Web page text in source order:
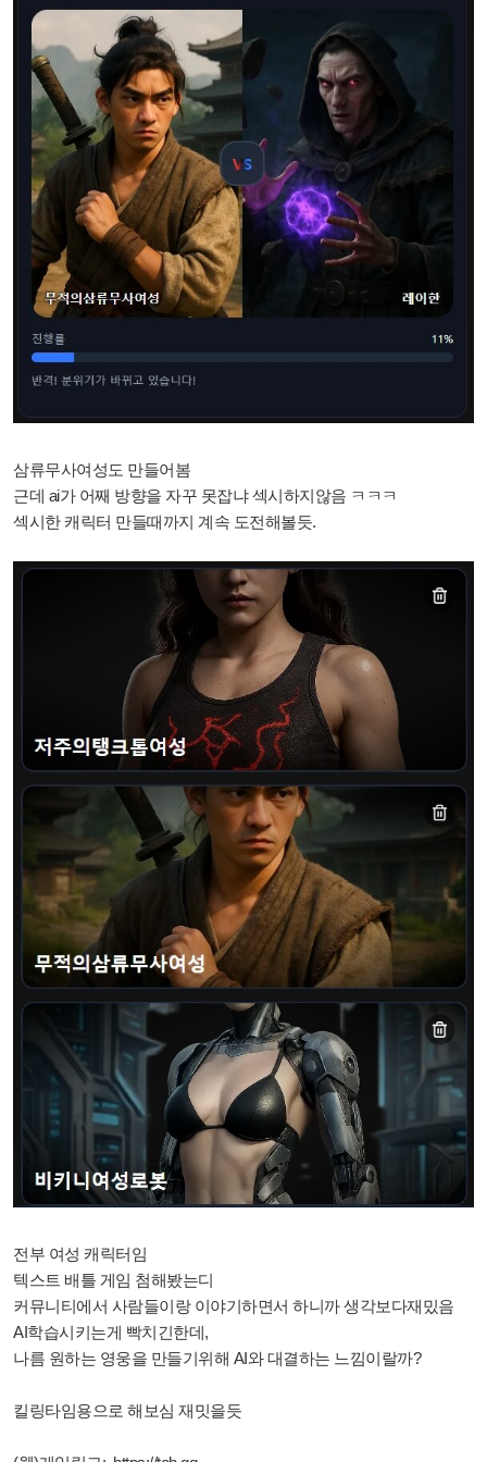
삼류무사여성도 만들어봄
근데 ai가 어째 방향을 자꾸 못잡냐 섹시하지않음 ㅋㅋㅋ
섹시한 캐릭터 만들때까지 계속 도전해볼듯.
전부 여성 캐릭터임
텍스트 배틀 게임 첨해봤는디
커뮤니티에서 사람들이랑 이야기하면서 하니까 생각보다재밌음
AI학습시키는게 빡치긴한데,
나름 원하는 영웅을 만들기위해 AI와 대결하는 느낌이랄까?
킬링타임용으로 해보심 재밋을듯